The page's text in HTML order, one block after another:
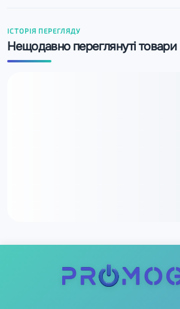
ІСТОРІЯ ПЕРЕГЛЯДУ
Нещодавно переглянуті товари